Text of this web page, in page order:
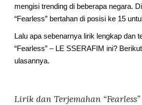
mengisi trending di beberapa negara.
“Fearless” bertahan di posisi ke 15
Lalu apa sebenarnya lirik lengkap dan
“Fearless” – LE SSERAFIM ini?
ulasannya.
Lirik dan Terjemahan “Fearless”